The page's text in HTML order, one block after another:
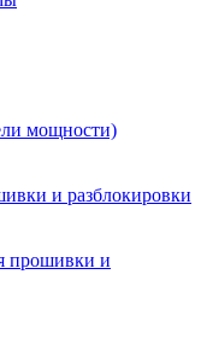
мощности)
и разблокировки
и